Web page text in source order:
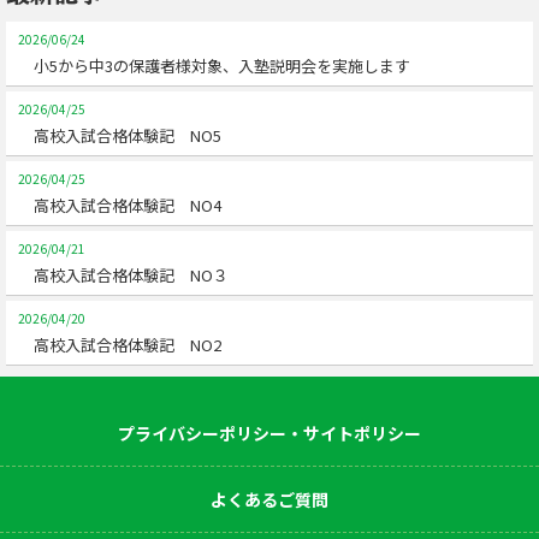
2026/06/24
小5から中3の保護者様対象、入塾説明会を実施します
2026/04/25
高校入試合格体験記 NO5
2026/04/25
高校入試合格体験記 NO4
2026/04/21
高校入試合格体験記 NO３
2026/04/20
高校入試合格体験記 NO2
プライバシーポリシー・サイトポリシー
よくあるご質問